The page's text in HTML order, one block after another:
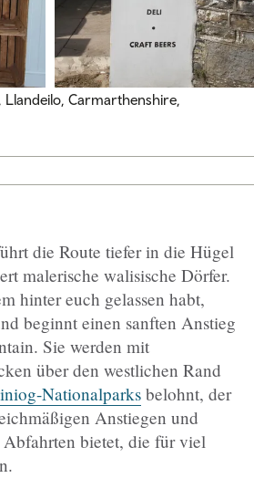
Carmarthenshire,
die Route tiefer in die Hügel
malerische walisische Dörfer.
hinter euch gelassen habt,
beginnt einen sanften Anstieg
Sie werden mit
über den westlichen Rand
Nationalparks belohnt, der
Anstiegen und
Abfahrten bietet, die für viel